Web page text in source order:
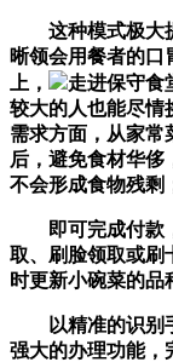
这种模式极大提
晰领会用餐者的口
上，
走进保守食
较大的人也能尽情
需求方面，从家常
后，避免食材华侈
不会形成食物残剩
即可完成付款，
取、刷脸领取或刷
时更新小碗菜的品
以精准的识别手
强大的办理功能，